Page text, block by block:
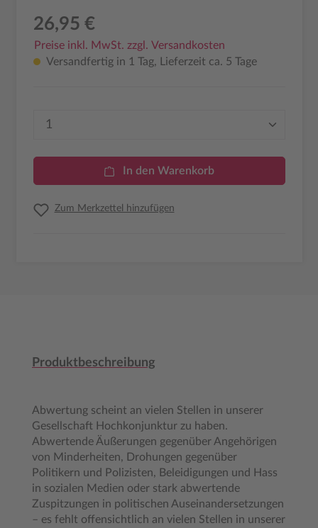
26,95 €
Preise inkl. MwSt. zzgl. Versandkosten
Versandfertig in 1 Tag, Lieferzeit ca. 5 Tage
Produkt Anzahl: Gib den gewünschten
In den Warenkorb
Zum Merkzettel hinzufügen
Produktbeschreibung
Abwertung scheint an vielen Stellen in unserer
Gesellschaft Hochkonjunktur zu haben.
Abwertende Äußerungen gegenüber Angehörigen
von Minderheiten, Drohungen gegenüber
Politikern und Polizisten, Beleidigungen und Hass
in sozialen Medien oder stark abwertende
Zuspitzungen in politischen Auseinandersetzungen
– es fehlt offensichtlich an vielen Stellen in unserer